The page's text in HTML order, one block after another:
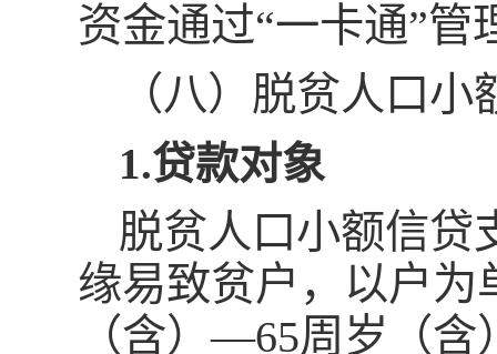
资金通过“一卡通”管
（八）脱贫人口
1.贷款对象
脱贫人口小额信贷
缘易致贫户，以户为
（含）—65周岁（含